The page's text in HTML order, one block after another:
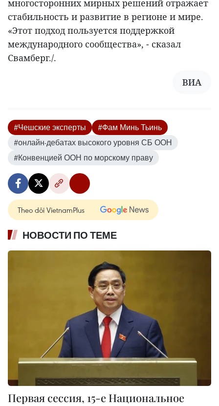
многосторонних мирных решений отражает
стабильность и развитие в регионе и мире.
«Этот подход пользуется поддержкой
международного сообщества», - сказал
Свамберг./.
ВИА
#Чешские эксперты
#Фам Минь Тьинь
#онлайн-дебатах высокого уровня СБ ООН
#Конвенцией ООН по морскому праву
Theo dõi VietnamPlus
НОВОСТИ ПО ТЕМЕ
Первая сессия, 15-е Национальное